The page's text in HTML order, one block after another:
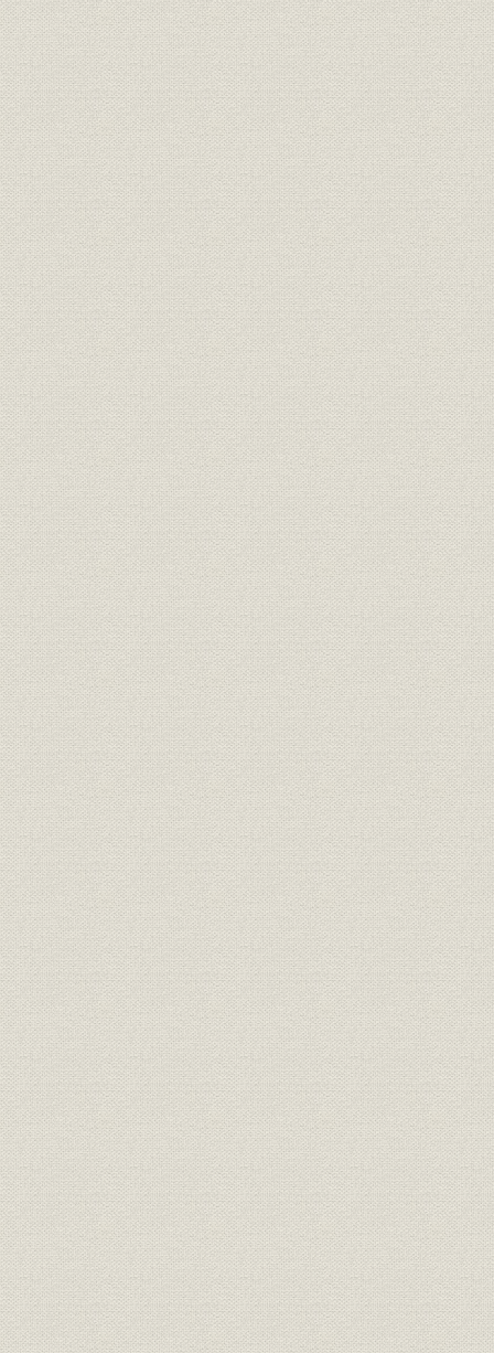
設備
事業の拡大・発展と戦時下の経
営 1917●大正6年→昭和20年
●1945
昭和6年
(1945年)
製品
焦土からの出発と高度成長の軌
跡 1946●昭和21年→昭和46年
●1971
昭和21年
(1962年)頃
技術
焦土からの出発と高度成長の軌
跡 1946●昭和21年→昭和46年
●1971
昭和36年
(1971年)
技術
「モートルの明電」から「パワ
ートロニクスの明電」へ 1972●
昭和47年→平成元年●1989
昭和46年
(1972年)